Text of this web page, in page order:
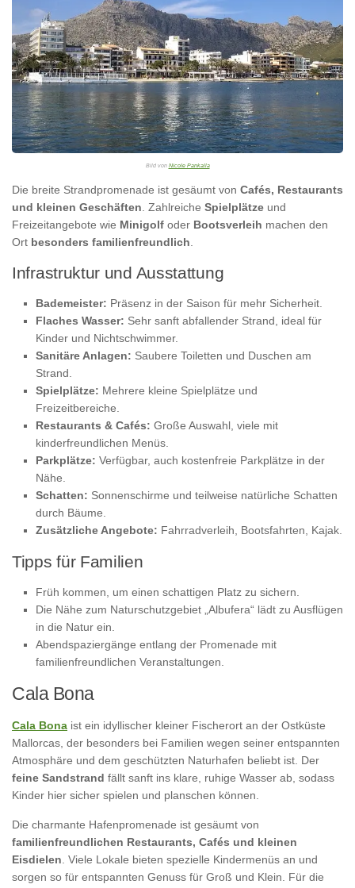
Bild von Nicole Pankalla
Die breite Strandpromenade ist gesäumt von Cafés, Restaurants
und kleinen Geschäften. Zahlreiche Spielplätze und
Freizeitangebote wie Minigolf oder Bootsverleih machen den
Ort besonders familienfreundlich.
Infrastruktur und Ausstattung
Bademeister: Präsenz in der Saison für mehr Sicherheit.
Flaches Wasser: Sehr sanft abfallender Strand, ideal für
Kinder und Nichtschwimmer.
Sanitäre Anlagen: Saubere Toiletten und Duschen am
Strand.
Spielplätze: Mehrere kleine Spielplätze und
Freizeitbereiche.
Restaurants & Cafés: Große Auswahl, viele mit
kinderfreundlichen Menüs.
Parkplätze: Verfügbar, auch kostenfreie Parkplätze in der
Nähe.
Schatten: Sonnenschirme und teilweise natürliche Schatten
durch Bäume.
Zusätzliche Angebote: Fahrradverleih, Bootsfahrten, Kajak.
Tipps für Familien
Früh kommen, um einen schattigen Platz zu sichern.
Die Nähe zum Naturschutzgebiet „Albufera“ lädt zu Ausflügen
in die Natur ein.
Abendspaziergänge entlang der Promenade mit
familienfreundlichen Veranstaltungen.
Cala Bona
Cala Bona ist ein idyllischer kleiner Fischerort an der Ostküste
Mallorcas, der besonders bei Familien wegen seiner entspannten
Atmosphäre und dem geschützten Naturhafen beliebt ist. Der
feine Sandstrand fällt sanft ins klare, ruhige Wasser ab, sodass
Kinder hier sicher spielen und planschen können.
Die charmante Hafenpromenade ist gesäumt von
familienfreundlichen Restaurants, Cafés und kleinen
Eisdielen . Viele Lokale bieten spezielle Kindermenüs an und
sorgen so für entspannten Genuss für Groß und Klein. Für die